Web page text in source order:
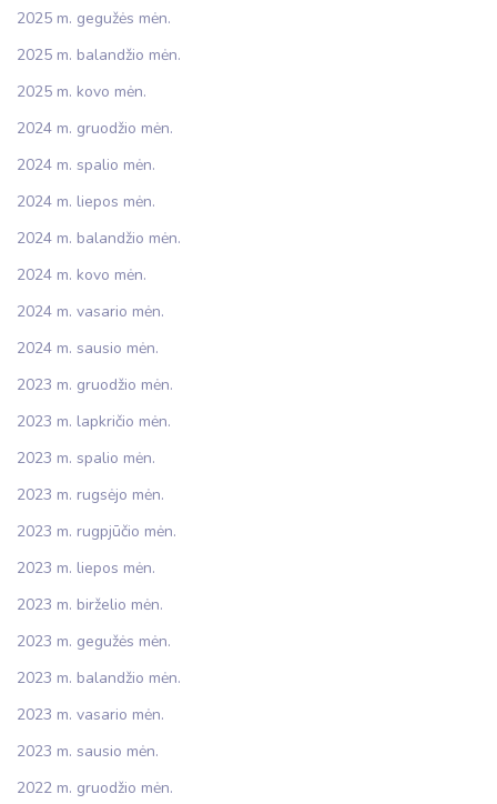
2025 m. gegužės mėn.
2025 m. balandžio mėn.
2025 m. kovo mėn.
2024 m. gruodžio mėn.
2024 m. spalio mėn.
2024 m. liepos mėn.
2024 m. balandžio mėn.
2024 m. kovo mėn.
2024 m. vasario mėn.
2024 m. sausio mėn.
2023 m. gruodžio mėn.
2023 m. lapkričio mėn.
2023 m. spalio mėn.
2023 m. rugsėjo mėn.
2023 m. rugpjūčio mėn.
2023 m. liepos mėn.
2023 m. birželio mėn.
2023 m. gegužės mėn.
2023 m. balandžio mėn.
2023 m. vasario mėn.
2023 m. sausio mėn.
2022 m. gruodžio mėn.